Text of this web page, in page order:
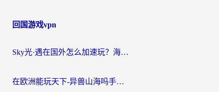
回国游戏vpn
Sky光·遇在国外怎么加速玩？海外党亲测有效的国服游戏加速指南
在欧洲能玩天下-异兽山海吗手游？海外玩家的加速器生存指南